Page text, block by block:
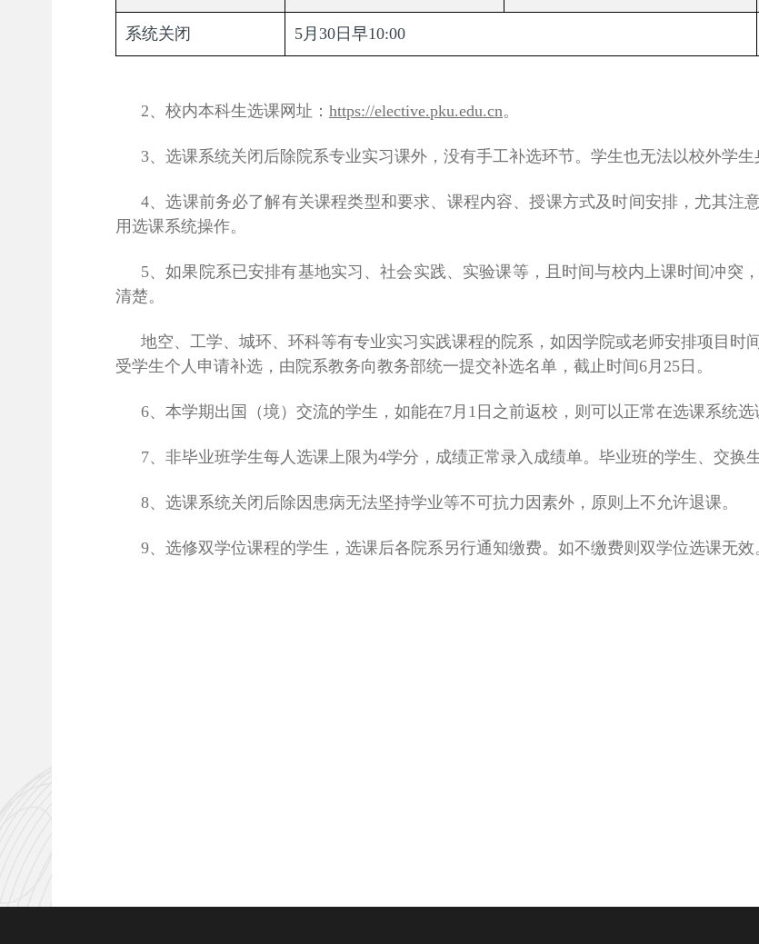
系统关闭 5月30日早10:00
2、校内本科生选课网址： https://elective.pku.edu.cn。
3、选课系统关闭后除院系专业实习课外，没有手工补选环节。学生也无法以校外学生
4、选课前务必了解有关课程类型和要求、课程内容、授课方式及时间安排，尤其注
用选课系统操作。
5、如果院系已安排有基地实习、社会实践、实验课等，且时间与校内上课时间冲突
清楚。
地空、工学、城环、环科等有专业实习实践课程的院系，如因学院或老师安排项目时
受学生个人申请补选，由院系教务向教务部统一提交补选名单，截止时间6月25日。
6、本学期出国（境）交流的学生，如能在7月1日之前返校，则可以正常在选课系统选
7、非毕业班学生每人选课上限为4学分，成绩正常录入成绩单。毕业班的学生、交换
8、选课系统关闭后除因患病无法坚持学业等不可抗力因素外，原则上不允许退课。
9、选修双学位课程的学生，选课后各院系另行通知缴费。如不缴费则双学位选课无效